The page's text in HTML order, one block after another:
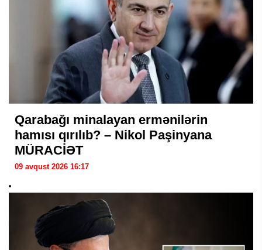
Qarabağı minalayan ermənilərin
hamısı qırılıb? – Nikol Paşinyana
MÜRACİƏT
09 avqust 2026 16:17